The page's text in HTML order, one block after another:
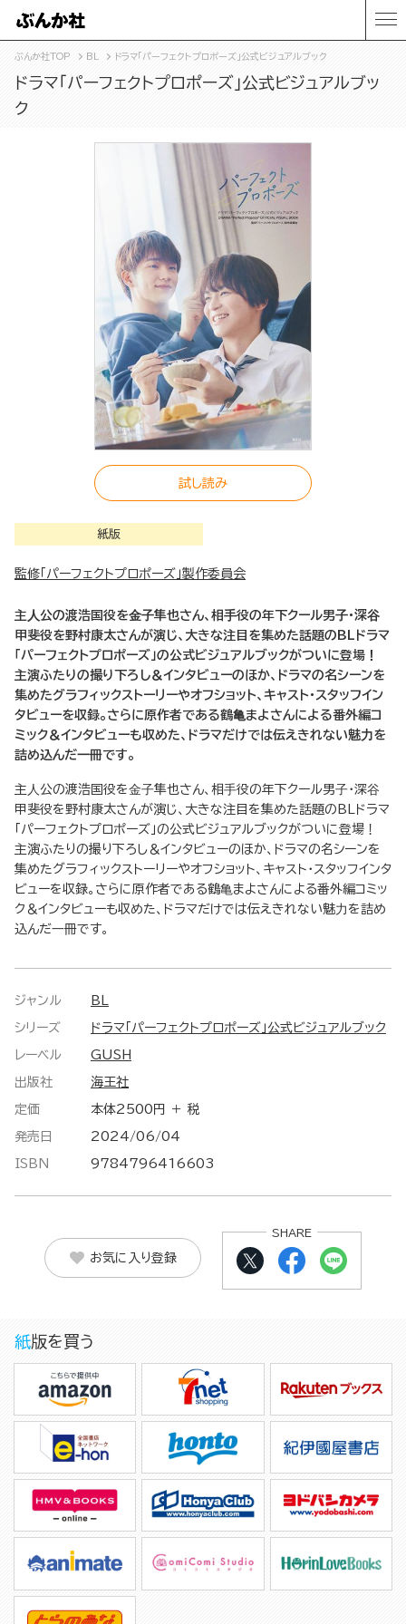
ぶんか社TOP BL ドラマ「パーフェクトプロポーズ」公式ビジュアルブック
ドラマ「パーフェクトプロポーズ」公式ビジュアルブッ
ク
試し読み
紙版
監修「パーフェクトプロポーズ」製作委員会
主⼈公の渡浩国役を⾦⼦隼也さん、相⼿役の年下クール男⼦・深⾕
甲斐役を野村康太さんが演じ、大きな注目を集めた話題のBLドラマ
「パーフェクトプロポーズ」の公式ビジュアルブックがついに登場！
主演ふたりの撮り下ろし＆インタビューのほか、ドラマの名シーンを
集めたグラフィックストーリーやオフショット、キャスト・スタッフイン
タビューを収録。さらに原作者である鶴⻲まよさんによる番外編コ
ミック＆インタビューも収めた、ドラマだけでは伝えきれない魅⼒を
詰め込んだ⼀冊です。
主⼈公の渡浩国役を⾦⼦隼也さん、相⼿役の年下クール男⼦・深⾕
甲斐役を野村康太さんが演じ、大きな注目を集めた話題のBLドラマ
「パーフェクトプロポーズ」の公式ビジュアルブックがついに登場！
主演ふたりの撮り下ろし＆インタビューのほか、ドラマの名シーンを
集めたグラフィックストーリーやオフショット、キャスト・スタッフインタ
ビューを収録。さらに原作者である鶴⻲まよさんによる番外編コミッ
ク＆インタビューも収めた、ドラマだけでは伝えきれない魅⼒を詰め
込んだ⼀冊です。
ジャンル BL
シリーズ ドラマ「パーフェクトプロポーズ」公式ビジュアルブック
レーベル GUSH
出版社 海王社
定価 本体2500円 ＋ 税
発売日 2024/06/04
ISBN 9784796416603
お気に入り登録
SHARE
紙版を買う